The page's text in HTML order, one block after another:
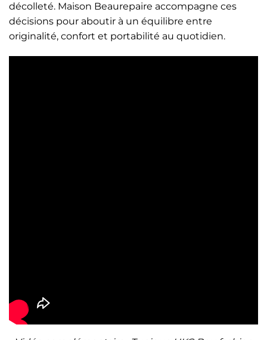
décolleté. Maison Beaurepaire accompagne ces
décisions pour aboutir à un équilibre entre
originalité, confort et portabilité au quotidien.